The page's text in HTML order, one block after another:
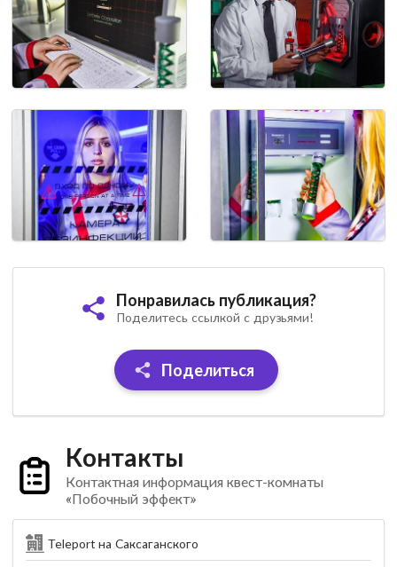
Понравилась публикация?
Поделитесь ссылкой с друзьями!
Поделиться
Контакты
Контактная информация квест-комнаты
«Побочный эффект»
Teleport на Саксаганского